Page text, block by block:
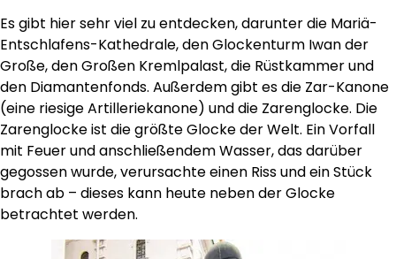
Es gibt hier sehr viel zu entdecken, darunter die Mariä-
Entschlafens-Kathedrale, den Glockenturm Iwan der
Große, den Großen Kremlpalast, die Rüstkammer und
den Diamantenfonds. Außerdem gibt es die Zar-Kanone
(eine riesige Artilleriekanone) und die Zarenglocke. Die
Zarenglocke ist die größte Glocke der Welt. Ein Vorfall
mit Feuer und anschließendem Wasser, das darüber
gegossen wurde, verursachte einen Riss und ein Stück
brach ab – dieses kann heute neben der Glocke
betrachtet werden.